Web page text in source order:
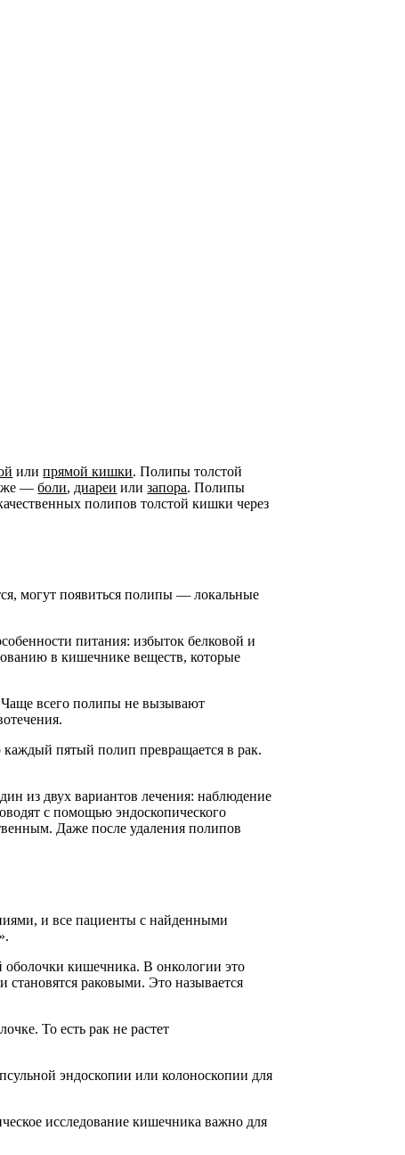
илипрямой кишки. Полипы толстой
—боли, диареи илизапора. Полипы
полипов толстой кишки через
могут появиться полипы — локальные
питания: избыток белковой и
в кишечнике веществ, которые
всего полипы не вызывают
каждый пятый полип превращается в рак.
из двух вариантов лечения: наблюдение
с помощью эндоскопического
Даже после удаления полипов
и все пациенты с найденными
оболочки кишечника. В онкологии это
становятся раковыми. Это называется
То есть рак не растет
эндоскопии или колоноскопии для
исследование кишечника важно для